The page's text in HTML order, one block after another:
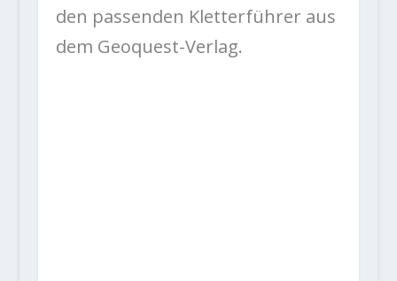
den passenden Kletterführer aus
dem Geoquest-Verlag.